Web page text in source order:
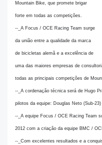
Mountain Bike, que promete brigar
forte em todas as competições.
--_A Focus / OCE Racing Team surge
da união entre a qualidade da marca
de bicicletas alemã e a excelência de
uma das maiores empresas de
todas as principais competições de
--_A cordenação técnica será de Hugo
pilotos da equipe: Douglas Neto (Sub-
--_A equipe Focus / OCE Racing Team
2012 com a criação da equipe BMC /
--_Com excelentes resultados e a